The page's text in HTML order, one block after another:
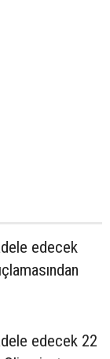
edecek
edecek 22